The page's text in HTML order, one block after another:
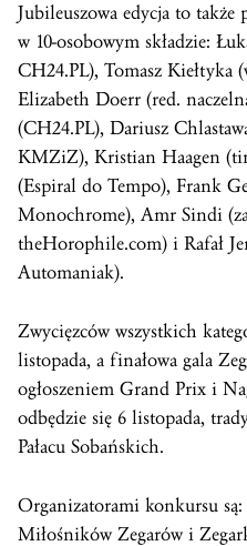
Jubileuszowa edycja to
w 10-osobowym składzie:
CH24.PL), Tomasz Kiełtyka
Elizabeth Doerr (red.
(CH24.PL), Dariusz
KMZiZ), Kristian Haagen
(Espiral do Tempo), Frank
Monochrome), Amr Sindi
theHorophile.com) i Rafał
Automaniak).
Zwycięzców wszystkich
listopada, a finałowa gala
ogłoszeniem Grand Prix i
odbędzie się 6 listopada,
Pałacu Sobańskich.
Organizatorami konkursu
Miłośników Zegarów i